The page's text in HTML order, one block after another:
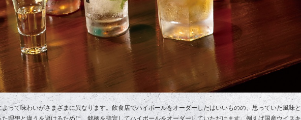
って味わいがさまざまに異なります。飲食店でハイボールをオーダーしたはいいものの、思っていた風味と
理想と違うを避けるために、銘柄を指定してハイボールをオーダーしていただけます。例えば国産ウイスキ